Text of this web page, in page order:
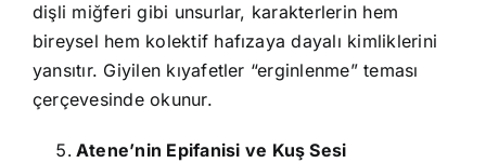
dişli miğferi gibi unsurlar, karakterlerin hem
bireysel hem kolektif hafızaya dayalı kimliklerini
yansıtır. Giyilen kıyafetler “erginlenme” teması
çerçevesinde okunur.
Atene’nin Epifanisi ve Kuş Sesi